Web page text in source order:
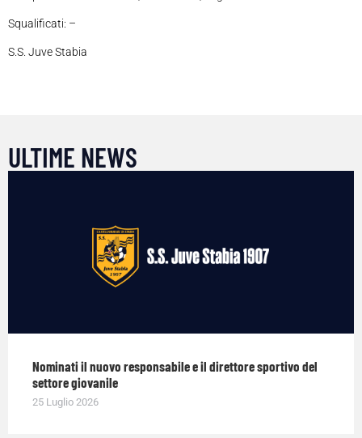
Squalificati: –
S.S. Juve Stabia
ULTIME NEWS
Nominati il nuovo responsabile e il direttore sportivo del
settore giovanile
25 Luglio 2026